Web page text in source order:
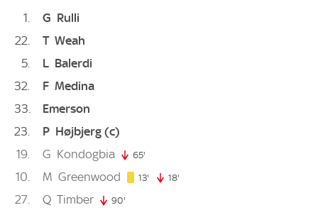
1 G Rulli
22
T Weah
5
L Balerdi
32
F Medina
33
Emerson
23
P Højbjerg (c)
19
G Kondogbia 65'
10 M Greenwood 13' 13. minute
18'
27 Q Timber 90'